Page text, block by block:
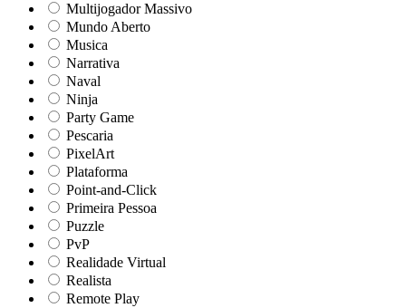
Multijogador Massivo
Mundo Aberto
Musica
Narrativa
Naval
Ninja
Party Game
Pescaria
PixelArt
Plataforma
Point-and-Click
Primeira Pessoa
Puzzle
PvP
Realidade Virtual
Realista
Remote Play